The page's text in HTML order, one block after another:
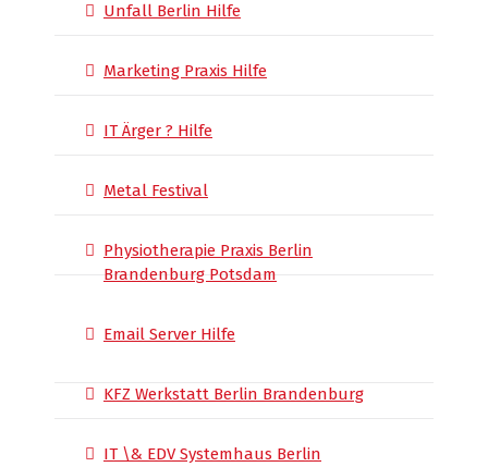
Unfall Berlin Hilfe
Marketing Praxis Hilfe
IT Ärger ? Hilfe
Metal Festival
Physiotherapie Praxis Berlin
Brandenburg Potsdam
Email Server Hilfe
KFZ Werkstatt Berlin Brandenburg
IT \& EDV Systemhaus Berlin